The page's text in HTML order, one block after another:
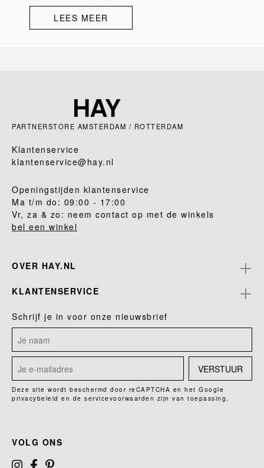
LEES MEER
PARTNERSTORE AMSTERDAM / ROTTERDAM
Klantenservice
klantenservice@hay.nl
Openingstijden klantenservice
Ma t/m do: 09:00 - 17:00
Vr, za & zo: neem contact op met de winkels
bel een winkel
OVER HAY.NL
KLANTENSERVICE
Schrijf je in voor onze nieuwsbrief
VERSTUUR
Deze site wordt beschermd door reCAPTCHA en het Google
privacybeleid en de servicevoorwaarden zijn van toepassing.
VOLG ONS